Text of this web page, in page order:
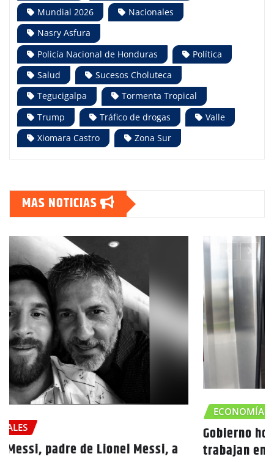
Mundial 2026
Nacionales
Nasry Asfura
Policía Nacional de Honduras
Política
Salud
Sucesos Choluteca
Tegucigalpa
Tormenta Tropical
Trump
Tráfico de drogas
Valle
Xiomara Castro
Zona Sur
MAS NOTICIAS
Gobierno hondureño y el Banco Mundial
trabajan en fondo para contener aumentos en